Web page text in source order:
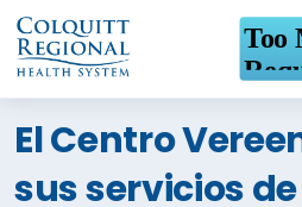
¿En qué
ayudarte?
El Centro
sus servicios